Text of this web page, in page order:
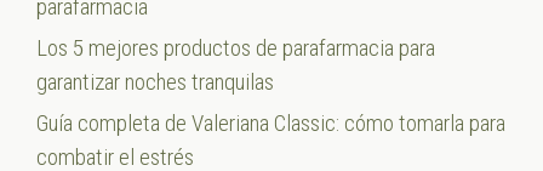
parafarmacia
Los 5 mejores productos de parafarmacia para
garantizar noches tranquilas
Guía completa de Valeriana Classic: cómo tomarla para
combatir el estrés